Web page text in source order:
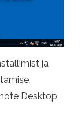
ja
Desktop